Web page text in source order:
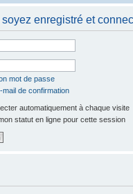
enregistré et
mot de passe
mail de confirmation
automatiquement à chaque visite
statut en ligne pour cette session